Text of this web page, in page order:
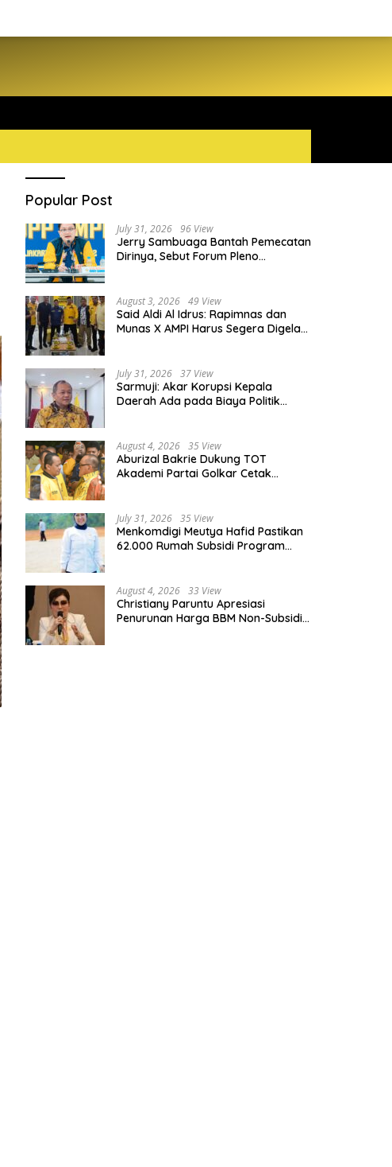
Popular Post
July 31, 2026 96 View
Jerry Sambuaga Bantah Pemecatan
Dirinya, Sebut Forum Pleno
August 3, 2026 49 View
Said Aldi Al Idrus: Rapimnas dan
Munas X AMPI Harus Segera Digelar
July 31, 2026 37 View
Sarmuji: Akar Korupsi Kepala
Daerah Ada pada Biaya Politik
August 4, 2026 35 View
Aburizal Bakrie Dukung TOT
Akademi Partai Golkar Cetak
July 31, 2026 35 View
Menkomdigi Meutya Hafid Pastikan
62.000 Rumah Subsidi Program
August 4, 2026 33 View
Christiany Paruntu Apresiasi
Penurunan Harga BBM Non-Subsidi,